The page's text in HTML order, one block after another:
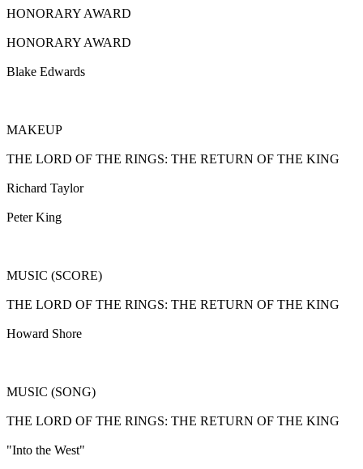
HONORARY AWARD
HONORARY AWARD
Blake Edwards
MAKEUP
THE LORD OF THE RINGS: THE RETURN OF THE KING
Richard Taylor
Peter King
MUSIC (SCORE)
THE LORD OF THE RINGS: THE RETURN OF THE KING
Howard Shore
MUSIC (SONG)
THE LORD OF THE RINGS: THE RETURN OF THE KING
"Into the West"